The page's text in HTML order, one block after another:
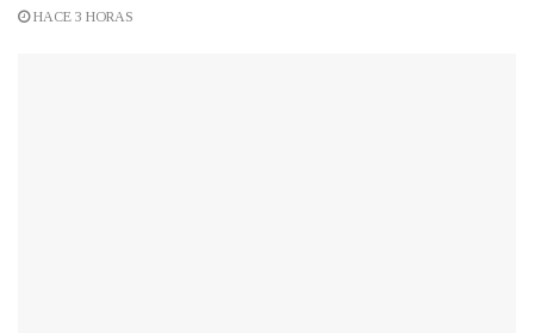
HACE 3 HORAS